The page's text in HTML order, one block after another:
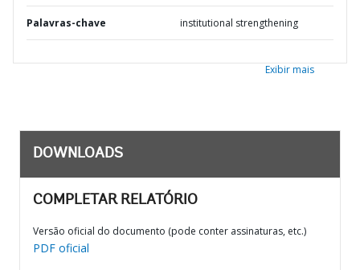
Palavras-chave institutional strengthening
Exibir mais
DOWNLOADS
COMPLETAR RELATÓRIO
Versão oficial do documento (pode conter assinaturas, etc.)
PDF oficial